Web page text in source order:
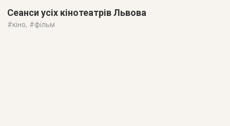
Сеанси усіх кінотеатрів Львова
#кіно, #фільм